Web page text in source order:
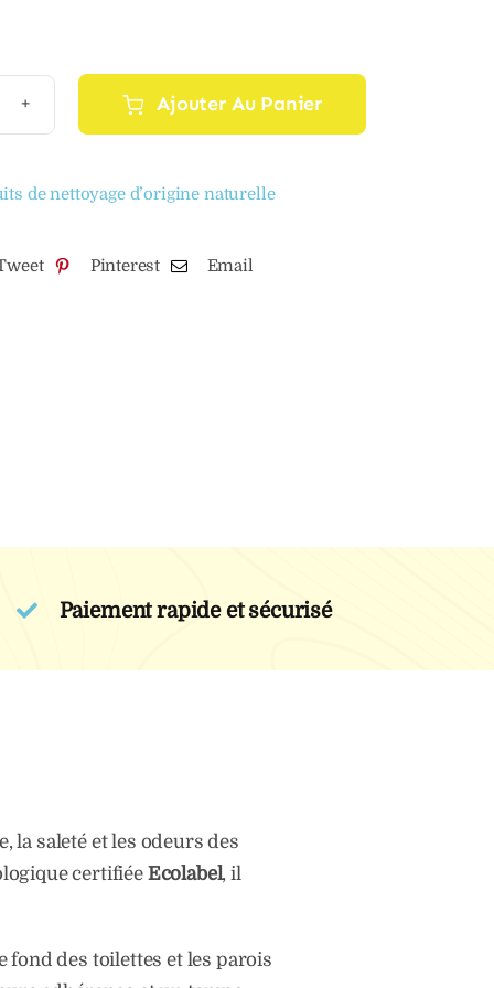
Ajouter Au Panier
de nettoyage d’origine naturelle
Pinterest Email
Paiement rapide et sécurisé
la saleté et les odeurs des
certifiée Ecolabel, il
fond des toilettes et les parois